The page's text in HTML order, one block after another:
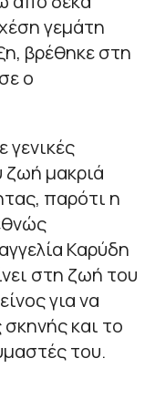
γεμάτη
βρέθηκε στη
ο
μακριά
παρότι η
Καρύδη
στη ζωή του
για να
και το
του.